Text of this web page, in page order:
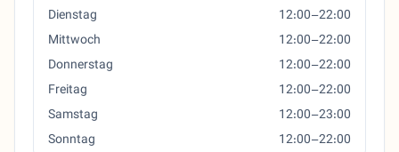
Dienstag
12:00–22:00
Mittwoch
12:00–22:00
Donnerstag
12:00–22:00
Freitag
12:00–22:00
Samstag
12:00–23:00
Sonntag
12:00–22:00